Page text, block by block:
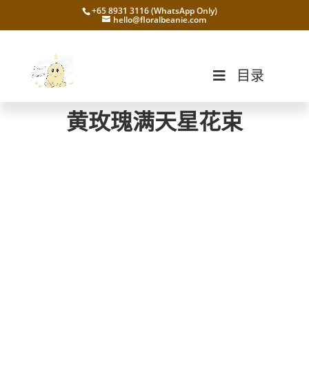
+65 8931 3116 (WhatsApp Only)
hello@floralbeanie.com
目录
黄玫瑰满天星花束